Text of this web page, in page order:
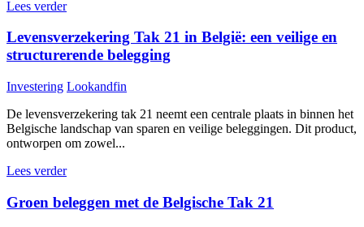
Lees verder
Levensverzekering Tak 21 in België: een veilige en
structurerende belegging
Investering Lookandfin
De levensverzekering tak 21 neemt een centrale plaats in binnen het
Belgische landschap van sparen en veilige beleggingen. Dit product,
ontworpen om zowel...
Lees verder
Groen beleggen met de Belgische Tak 21